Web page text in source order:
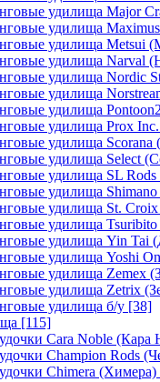
удилища Major
удилища
удилища Metsui
удилища Narval
удилища Nordic
удилища
удилища
удилища Prox
удилища Scorana
удилища Select
удилища SL
удилища
удилища St.
удилища Tsuribito
удилища Yin Tai
удилища Yoshi
удилища Zemex
удилища Zetrix
удилища б/у [38]
[115]
Cara Noble (Кара
Champion Rods
Chimera (Химера)